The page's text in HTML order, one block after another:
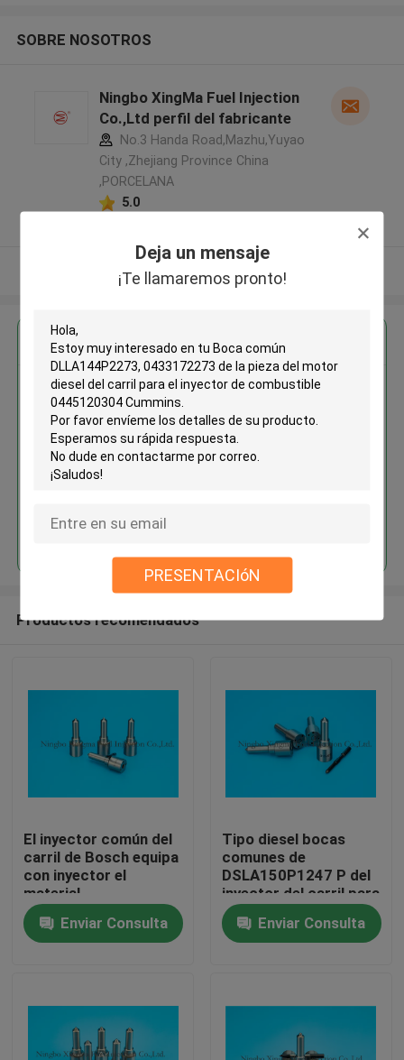
Deja un mensaje
¡Te llamaremos pronto!
PRESENTACIóN
Inicio
Sobre nosotros
SOBRE NOSOTROS
Ningbo XingMa Fuel Injection
Co.,Ltd perfil del fabricante
No.3 Handa Road,Mazhu,Yuyao
City ,Zhejiang Province China
,PORCELANA
5.0
Obtenga el mejor precio por
Boca común DLLA144P2273,
0433172273 de la pieza del
motor diesel del carril para el
inyector de combustible
Continuar
Productos recomendados
El inyector común del
carril de Bosch equipa
con inyector el
material
DLLA137P1577,
0433171966 del
acero de alta
Enviar Consulta
Tipo diesel bocas
comunes de
DSLA150P1247 P del
inyector del carril para
el inyector
0414720213 de
Bosch
Enviar Consulta